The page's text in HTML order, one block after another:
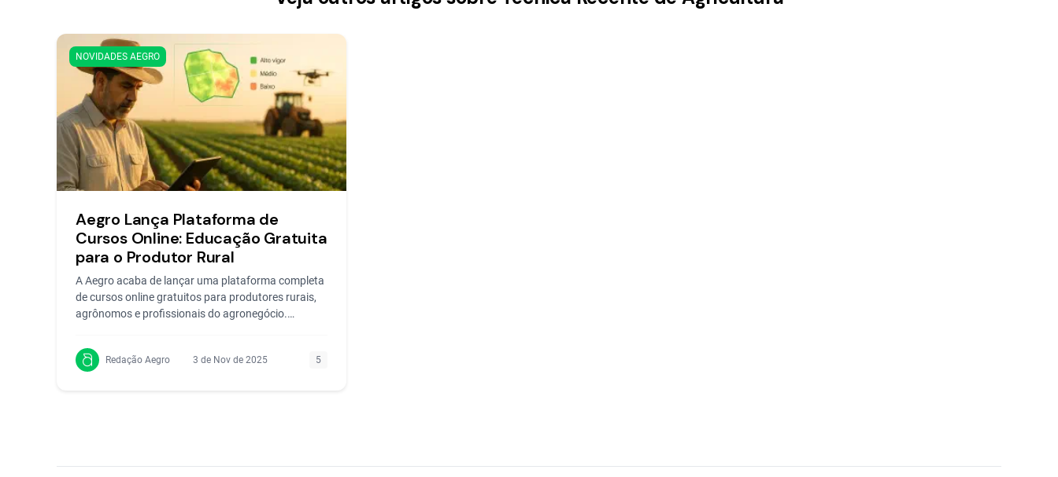
NOVIDADES AEGRO
Aegro Lança Plataforma de
Cursos Online: Educação Gratuita
para o Produtor Rural
A Aegro acaba de lançar uma plataforma completa
de cursos online gratuitos para produtores rurais,
agrônomos e profissionais do agronegócio.
Redação Aegro 3 de Nov de 2025 5